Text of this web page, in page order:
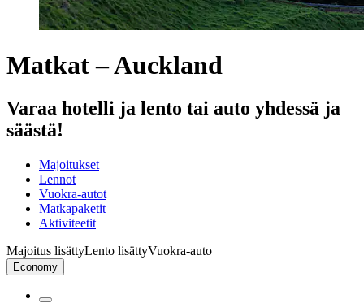
Matkat – Auckland
Varaa hotelli ja lento tai auto yhdessä ja
säästä!
Majoitukset
Lennot
Vuokra-autot
Matkapaketit
Aktiviteetit
Majoitus lisättyLento lisättyVuokra-auto
Economy